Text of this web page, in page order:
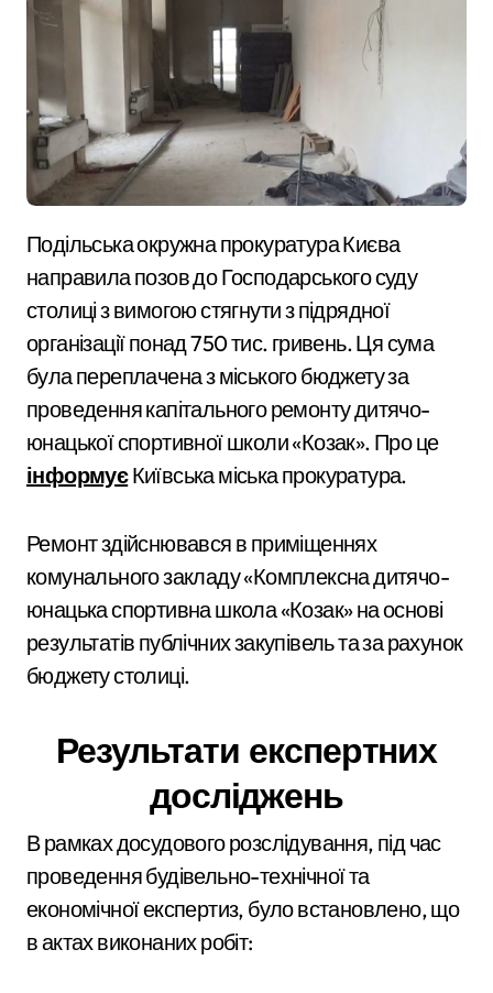
Подільська окружна прокуратура Києва
направила позов до Господарського суду
столиці з вимогою стягнути з підрядної
організації понад 750 тис. гривень. Ця сума
була переплачена з міського бюджету за
проведення капітального ремонту дитячо-
юнацької спортивної школи «Козак». Про це
інформуєКиївська міська прокуратура.
Ремонт здійснювався в приміщеннях
комунального закладу «Комплексна дитячо-
юнацька спортивна школа «Козак» на основі
результатів публічних закупівель та за рахунок
бюджету столиці.
Результати експертних
досліджень
В рамках досудового розслідування, під час
проведення будівельно-технічної та
економічної експертиз, було встановлено, що
в актах виконаних робіт: